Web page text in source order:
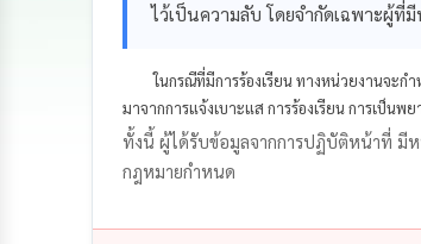
ไว้เป็นความลับ โดยจำกัดเฉพาะผู้ที่
ในกรณีที่มีการร้องเรียน ทางหน่วยงานจะก
มาจากการแจ้งเบาะแส การร้องเรียน การเป็นพ
ทั้งนี้ ผู้ได้รับข้อมูลจากการปฏิบัติหน้าที่ มีห
กฎหมายกำหนด